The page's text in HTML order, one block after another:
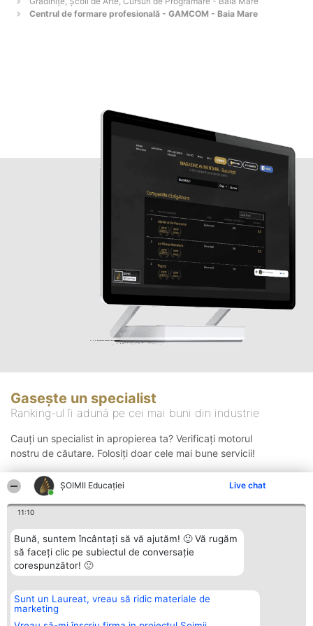
ȘOIMII Educației Live chat
11:10
Bună, suntem încântați să vă ajutăm! 🙂 Vă rugăm
să faceți clic pe subiectul de conversație
corespunzător! 🙂
Sunt un Laureat, vreau să ridic materiale de
marketing
Centrul de formare profesională - GAMCOM - Baia Mare
Gasește un specialist
Ranking-ul îi adună pe cei mai buni din industrie
Cauți un specialist in apropierea ta? Verificați motorul
nostru de căutare. Folosiți doar cele mai bune servicii!
Organizator Ranking
BRIGHT SOLUTIONS BR SRL
Aleea Timisul De Sus 2 Bl. A30
Plebiscyt
Lista Tuturor
Contact